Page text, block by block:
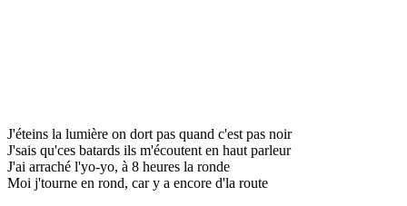
J'éteins la lumière on dort pas quand c'est pas noir
J'sais qu'ces batards ils m'écoutent en haut parleur
J'ai arraché l'yo-yo, à 8 heures la ronde
Moi j'tourne en rond, car y a encore d'la route